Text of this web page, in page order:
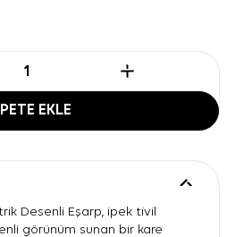
EKLE
Desenli Eşarp, ipek tivil
görünüm sunan bir kare